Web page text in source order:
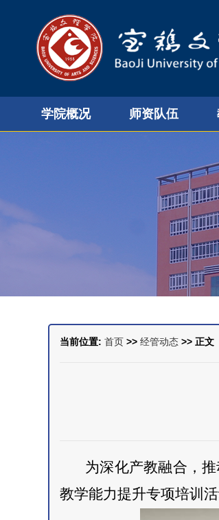
学院概况 师资队伍
当前位置: 首页 >> 经管动态 >> 正文
为深化产教融合，
教学能力提升专项培训